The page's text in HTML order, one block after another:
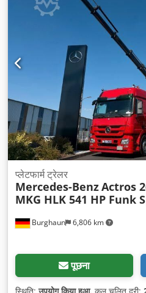
Burghaun 6,806 km
प्लेटफार्म ट्रेलर
Mercedes-BenzActros
MKG HLK 541 HP Funk
पूछना